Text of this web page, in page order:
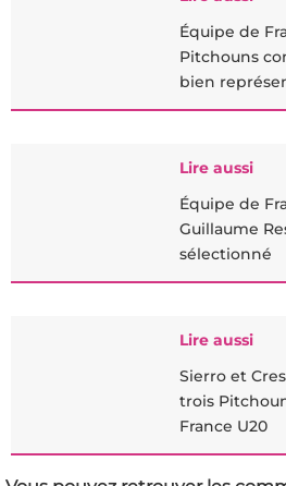
Équipe de
Pitchouns
bien
Lire aussi
Équipe de
Guillaume
sélectionné
Lire aussi
Sierro et
trois
France U20